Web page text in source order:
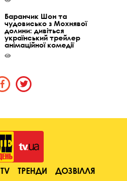
Баранчик Шон та
чудовисько з Мохнявої
долини: дивіться
український трейлер
анімаційної комедії
TV ТРЕНДИ
ДОЗВІЛЛЯ